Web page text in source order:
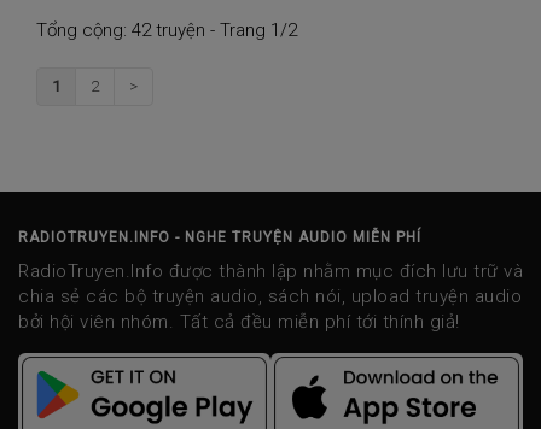
Tổng cộng: 42 truyện - Trang 1/2
1 2 >
RADIOTRUYEN.INFO - NGHE TRUYỆN AUDIO MIỄN PHÍ
RadioTruyen.Info được thành lập nhằm mục đích lưu trữ và
chia sẻ các bộ truyện audio, sách nói, upload truyện audio
bởi hội viên nhóm. Tất cả đều miễn phí tới thính giả!